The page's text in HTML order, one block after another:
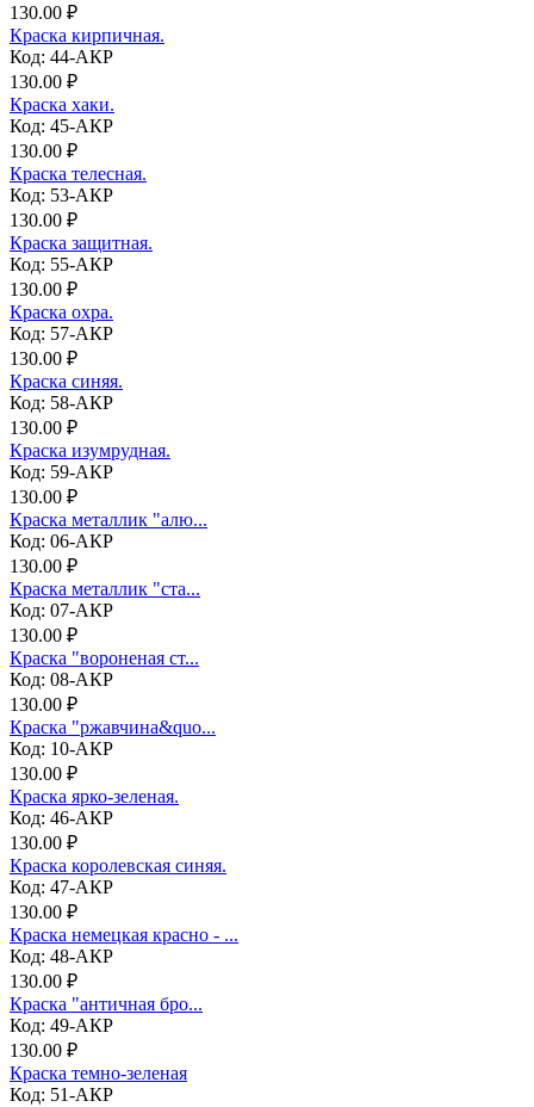
130.00 ₽
Краска кирпичная.
Код: 44-АКР
130.00 ₽
Краска хаки.
Код: 45-АКР
130.00 ₽
Краска телесная.
Код: 53-АКР
130.00 ₽
Краска защитная.
Код: 55-АКР
130.00 ₽
Краска охра.
Код: 57-АКР
130.00 ₽
Краска синяя.
Код: 58-АКР
130.00 ₽
Краска изумрудная.
Код: 59-АКР
130.00 ₽
Краска металлик "алю...
Код: 06-АКР
130.00 ₽
Краска металлик "ста...
Код: 07-АКР
130.00 ₽
Краска "вороненая ст...
Код: 08-АКР
130.00 ₽
Краска "ржавчина&quo...
Код: 10-АКР
130.00 ₽
Краска ярко-зеленая.
Код: 46-АКР
130.00 ₽
Краска королевская синяя.
Код: 47-АКР
130.00 ₽
Краска немецкая красно - ...
Код: 48-АКР
130.00 ₽
Краска "античная бро...
Код: 49-АКР
130.00 ₽
Краска темно-зеленая
Код: 51-АКР